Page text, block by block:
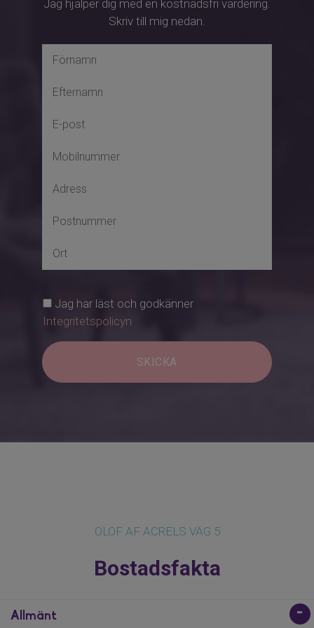
upplevas på plats!
Jag hjälper dig med en kostnadsfri värdering.
Skriv till mig nedan.
Jag har läst och godkänner
Integritetspolicyn
SKICKA
OLOF AF ACRELS VÄG 5
Bostadsfakta
Allmänt